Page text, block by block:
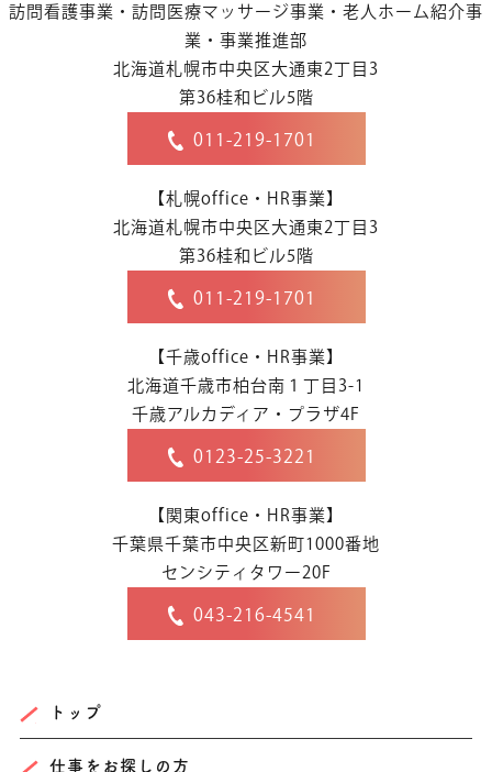
訪問看護事業・訪問医療マッサージ事業・老人ホーム紹介事
業・事業推進部
北海道札幌市中央区大通東2丁目3
第36桂和ビル5階
011-219-1701
【札幌office・HR事業】
北海道札幌市中央区大通東2丁目3
第36桂和ビル5階
011-219-1701
【千歳office・HR事業】
北海道千歳市柏台南１丁目3-1
千歳アルカディア・プラザ4F
0123-25-3221
【関東office・HR事業】
千葉県千葉市中央区新町1000番地
センシティタワー20F
043-216-4541
トップ
仕事をお探しの方